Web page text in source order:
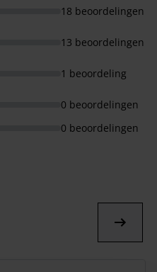
18 beoordelingen
13 beoordelingen
1 beoordeling
0 beoordelingen
0 beoordelingen